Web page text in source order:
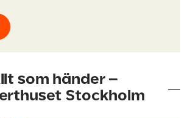
som händer –
Stockholm